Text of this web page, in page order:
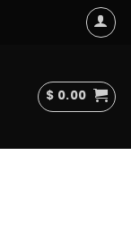
$ 0.00